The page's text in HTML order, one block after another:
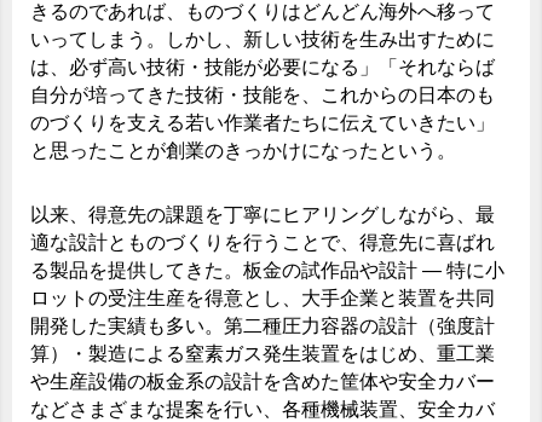
きるのであれば、ものづくりはどんどん海外へ移って
いってしまう。しかし、新しい技術を生み出すために
は、必ず高い技術・技能が必要になる」「それならば
自分が培ってきた技術・技能を、これからの日本のも
のづくりを支える若い作業者たちに伝えていきたい」
と思ったことが創業のきっかけになったという。
以来、得意先の課題を丁寧にヒアリングしながら、最
適な設計とものづくりを行うことで、得意先に喜ばれ
る製品を提供してきた。板金の試作品や設計 ― 特に小
ロットの受注生産を得意とし、大手企業と装置を共同
開発した実績も多い。第二種圧力容器の設計（強度計
算）・製造による窒素ガス発生装置をはじめ、重工業
や生産設備の板金系の設計を含めた筐体や安全カバー
などさまざまな提案を行い、各種機械装置、安全カバ